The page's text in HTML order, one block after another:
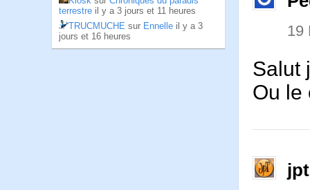
terrestre il y a 3 jours et 11 heures
TRUCMUCHE sur Ennelle il y a 3
jours et 16 heures
19
Salut
Ou le